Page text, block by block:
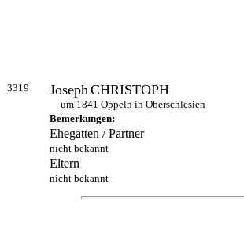
3319 JosephCHRISTOPH
um 1841 Oppeln in Oberschlesien
Bemerkungen:
Ehegatten / Partner
nicht bekannt
Eltern
nicht bekannt